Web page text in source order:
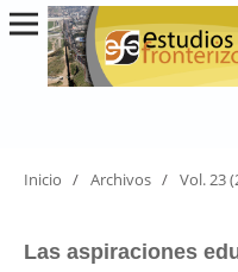
Inicio / Archivos / Vol. 23
Las aspiraciones